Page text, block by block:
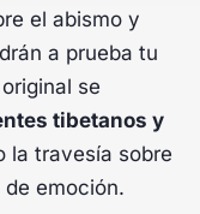
el abismo y
a prueba tu
se
tibetanos y
la travesía sobre
emoción.